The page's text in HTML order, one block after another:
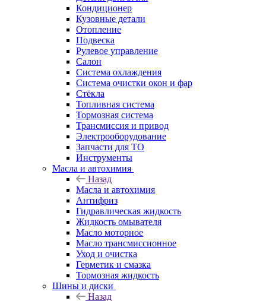
Кондиционер
Кузовные детали
Отопление
Подвеска
Рулевое управление
Салон
Система охлаждения
Система очистки окон и фар
Стёкла
Топливная система
Тормозная система
Трансмиссия и привод
Электрооборудование
Запчасти для ТО
Инструменты
Масла и автохимия
Назад
Масла и автохимия
Антифриз
Гидравлическая жидкость
Жидкость омывателя
Масло моторное
Масло трансмиссионное
Уход и очистка
Герметик и смазка
Тормозная жидкость
Шины и диски
Назад